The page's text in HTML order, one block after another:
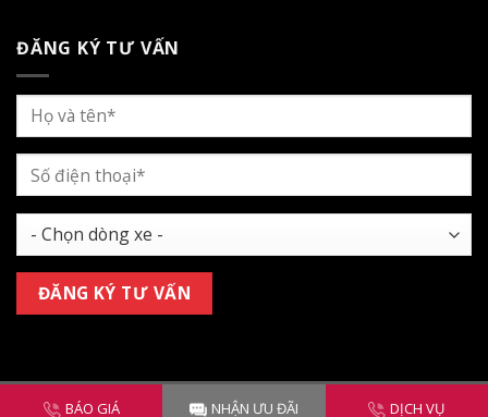
ĐĂNG KÝ TƯ VẤN
Copyright 2026 © Honda Hà Nội - Phạm Văn Đồng
BÁO GIÁ NHẬN ƯU ĐÃI DỊCH VỤ